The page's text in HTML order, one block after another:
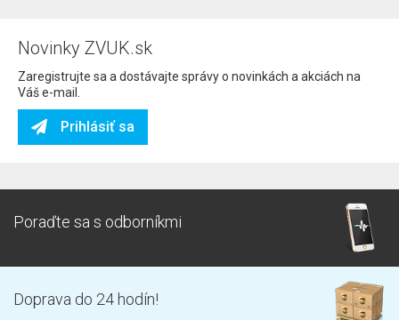
Novinky ZVUK.sk
Zaregistrujte sa a dostávajte správy o novinkách a akciách na
Váš e-mail.
Prihlásiť sa
Poraďte sa s odborníkmi
Doprava do 24 hodín!